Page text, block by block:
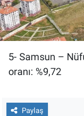
5- Samsun –
oranı: %9,72
Paylaş